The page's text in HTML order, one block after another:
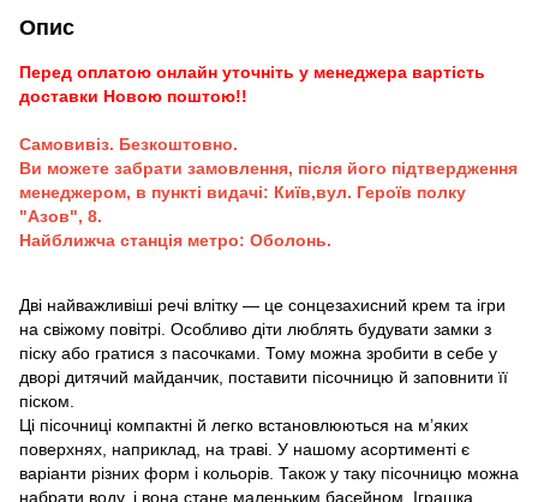
Опис
Перед оплатою онлайн уточніть у менеджера вартість
доставки Новою поштою!!
Самовивіз. Безкоштовно.
Ви можете забрати замовлення, після його підтвердження
менеджером, в пункті видачі: Київ,вул. Героїв полку
"Азов", 8.
Найближча станція метро: Оболонь.
Дві найважливіші речі влітку — це сонцезахисний крем та ігри
на свіжому повітрі. Особливо діти люблять будувати замки з
піску або гратися з пасочками. Тому можна зробити в себе у
дворі дитячий майданчик, поставити пісочницю й заповнити її
піском.
Ці пісочниці компактні й легко встановлюються на м’яких
поверхнях, наприклад, на траві. У нашому асортименті є
варіанти різних форм і кольорів. Також у таку пісочницю можна
набрати воду, і вона стане маленьким басейном. Іграшка